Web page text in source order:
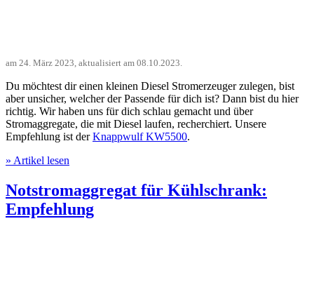
am 24. März 2023 , aktualisiert am 08.10.2023
Du möchtest dir einen kleinen Diesel Stromerzeuger zulegen, bist
aber unsicher, welcher der Passende für dich ist? Dann bist du hier
richtig. Wir haben uns für dich schlau gemacht und über
Stromaggregate, die mit Diesel laufen, recherchiert. Unsere
Empfehlung ist derKnappwulf KW5500.
» Artikel lesen
Notstromaggregat für Kühlschrank:
Empfehlung